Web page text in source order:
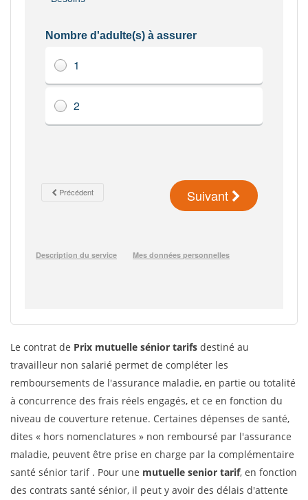
Le contrat de Prix mutuelle sénior tarifs destiné au
travailleur non salarié permet de compléter les
remboursements de l'assurance maladie, en partie ou totalité
à concurrence des frais réels engagés, et ce en fonction du
niveau de couverture retenue. Certaines dépenses de santé,
dites « hors nomenclatures » non remboursé par l'assurance
maladie, peuvent être prise en charge par la complémentaire
santé sénior tarif . Pour une mutuelle senior tarif, en fonction
des contrats santé sénior, il peut y avoir des délais d'attente